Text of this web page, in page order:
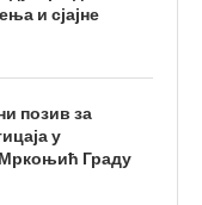
и сјајне
позив за
у
Граду